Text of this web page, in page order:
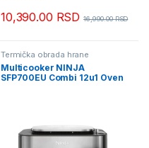
10,390.00 RSD 16,990.00RSD
Termička obrada hrane
Multicooker NINJA
SFP700EU Combi 12u1 Oven